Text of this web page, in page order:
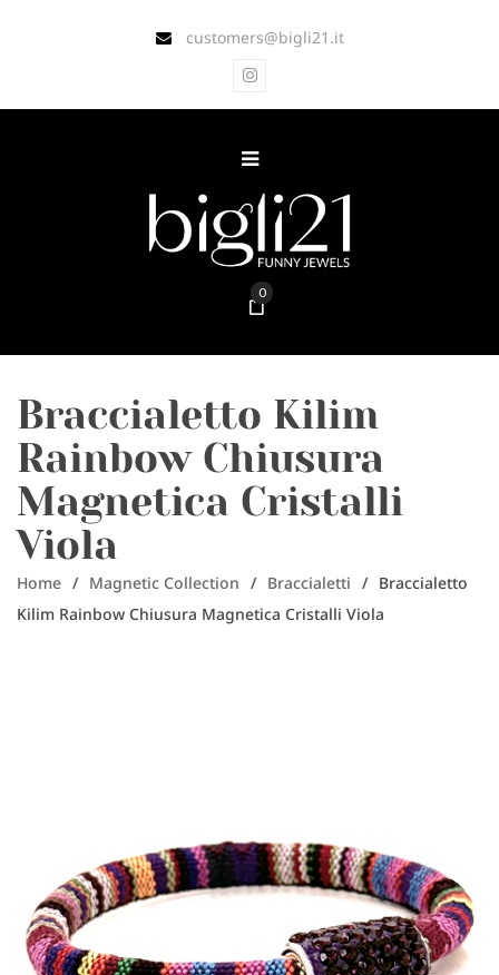
customers@bigli21.it
0
Braccialetto Kilim
Rainbow Chiusura
Magnetica Cristalli
Viola
Home / Magnetic Collection / Braccialetti / Braccialetto
Kilim Rainbow Chiusura Magnetica Cristalli Viola